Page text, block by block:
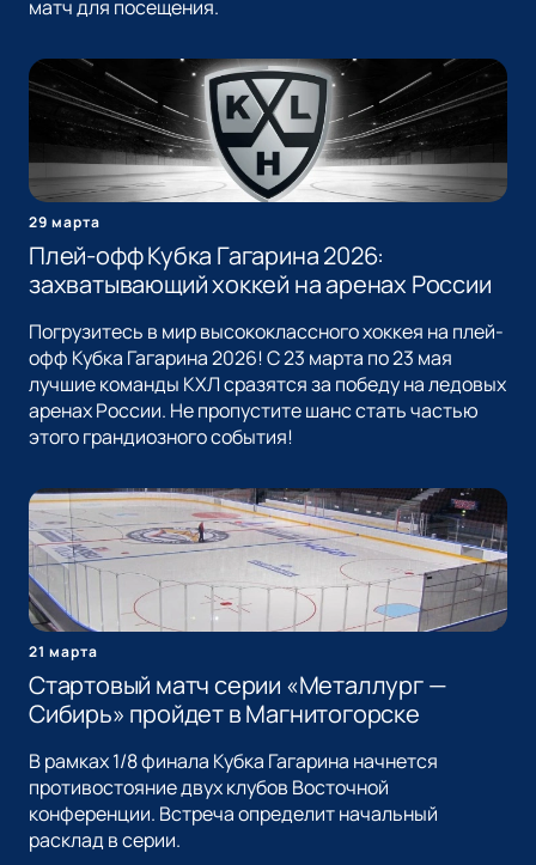
матч для посещения.
29 марта
Плей-офф Кубка Гагарина 2026:
захватывающий хоккей на аренах России
Погрузитесь в мир высококлассного хоккея на плей-
офф Кубка Гагарина 2026! С 23 марта по 23 мая
лучшие команды КХЛ сразятся за победу на ледовых
аренах России. Не пропустите шанс стать частью
этого грандиозного события!
21 марта
Стартовый матч серии «Металлург —
Сибирь» пройдет в Магнитогорске
В рамках 1/8 финала Кубка Гагарина начнется
противостояние двух клубов Восточной
конференции. Встреча определит начальный
расклад в серии.